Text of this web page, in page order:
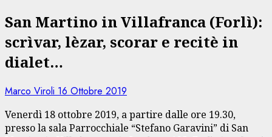
San Martino in Villafranca (Forlì):
scrìvar, lèzar, scorar e recitè in
dialet…
Marco Viroli 16 Ottobre 2019
Venerdì 18 ottobre 2019, a partire dalle ore 19.30,
presso la sala Parrocchiale “Stefano Garavini” di San